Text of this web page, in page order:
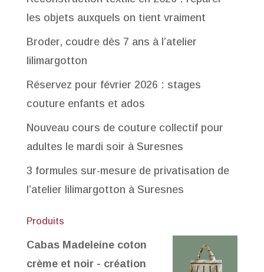
les objets auxquels on tient vraiment
Broder, coudre dès 7 ans à l’atelier
lilimargotton
Réservez pour février 2026 : stages
couture enfants et ados
Nouveau cours de couture collectif pour
adultes le mardi soir à Suresnes
3 formules sur-mesure de privatisation de
l’atelier lilimargotton à Suresnes
Produits
Cabas Madeleine coton
crème et noir - création